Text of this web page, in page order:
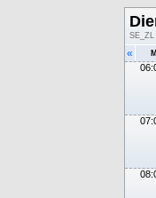
SE_ZL
«